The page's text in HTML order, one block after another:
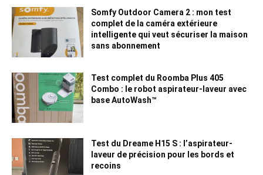
Somfy Outdoor Camera 2 : mon test
complet de la caméra extérieure
intelligente qui veut sécuriser la maison
sans abonnement
Test complet du Roomba Plus 405
Combo : le robot aspirateur-laveur avec
base AutoWash™
Test du Dreame H15 S : l’aspirateur-
laveur de précision pour les bords et
recoins